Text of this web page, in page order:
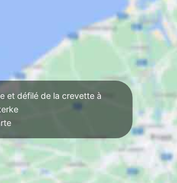
et défilé de la crevette à